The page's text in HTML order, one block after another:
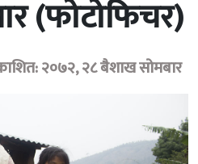
(फोटोफिचर)
२०७२, २८ बैशाख सोमबार